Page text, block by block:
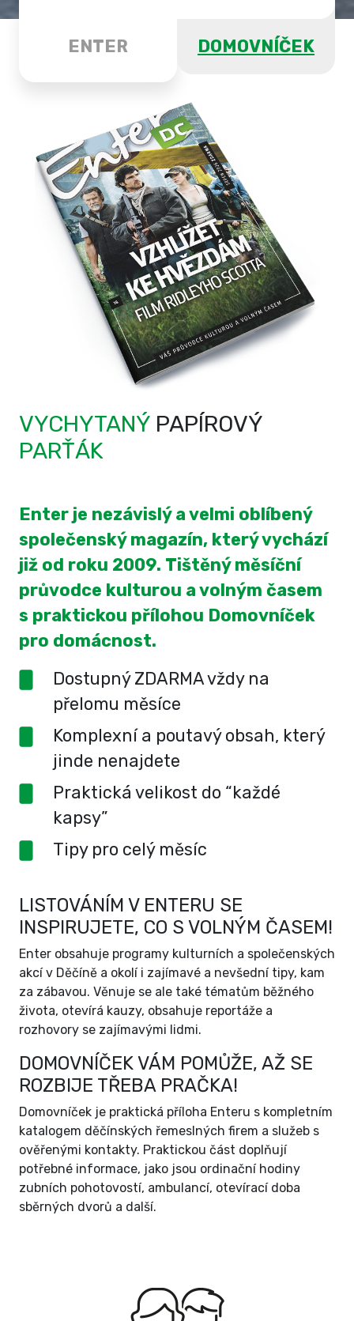
ENTER DOMOVNÍČEK
VYCHYTANÝ PAPÍROVÝ
PARŤÁK
Enter je nezávislý a velmi oblíbený
společenský magazín, který vychází
již od roku 2009. Tištěný měsíční
průvodce kulturou a volným časem
s praktickou přílohou Domovníček
pro domácnost.
Dostupný ZDARMA vždy na
přelomu měsíce
Komplexní a poutavý obsah, který
jinde nenajdete
Praktická velikost do “každé
kapsy”
Tipy pro celý měsíc
LISTOVÁNÍM V ENTERU SE
INSPIRUJETE, CO S VOLNÝM ČASEM!
Enter obsahuje programy kulturních a společenských
akcí v Děčíně a okolí i zajímavé a nevšední tipy, kam
za zábavou. Věnuje se ale také tématům běžného
života, otevírá kauzy, obsahuje reportáže a
rozhovory se zajímavými lidmi.
DOMOVNÍČEK VÁM POMŮŽE, AŽ SE
ROZBIJE TŘEBA PRAČKA!
Domovníček je praktická příloha Enteru s kompletním
katalogem děčínských řemeslných firem a služeb s
ověřenými kontakty. Praktickou část doplňují
potřebné informace, jako jsou ordinační hodiny
zubních pohotovostí, ambulancí, otevírací doba
sběrných dvorů a další.